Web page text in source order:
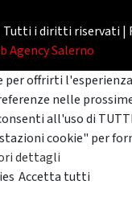
Tutti i diritti riservati |
Agency Salerno
per offrirti
nelle
all'uso di
cookie" per
dettagli
Accetta tutti